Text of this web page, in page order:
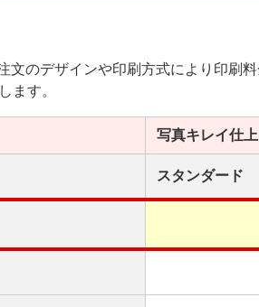
文のデザインや印刷方式により印刷
ます。
写真キレイ仕
スタンダード